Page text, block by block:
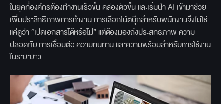
ในยุคที่องค์กรต้องทำงานเร็วขึ้น คล่องตัวขึ้น และเริ่มนำ AI เข้ามาช่วย
เพิ่มประสิทธิภาพการทำงาน การเลือกโน้ตบุ๊กสำหรับพนักงานจึงไม่ใช่
แค่ดูว่า “เปิดเอกสารได้หรือไม่” แต่ต้องมองถึงประสิทธิภาพ ความ
ปลอดภัย การเชื่อมต่อ ความทนทาน และความพร้อมสำหรับการใช้งาน
ในระยะยาว